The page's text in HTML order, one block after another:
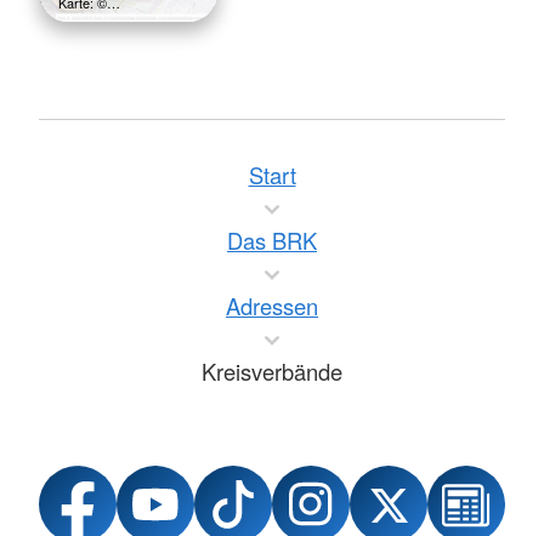
Start
Das BRK
Adressen
Kreisverbände